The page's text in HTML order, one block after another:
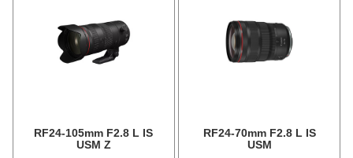
RF24-105mm F2.8 L IS
USM Z
RF24-70mm F2.8 L IS
USM